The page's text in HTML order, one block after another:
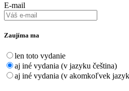
E-mail
Zaujíma ma
len toto vydanie
aj iné vydania (v jazyku čeština)
aj iné vydania (v akomkoľvek